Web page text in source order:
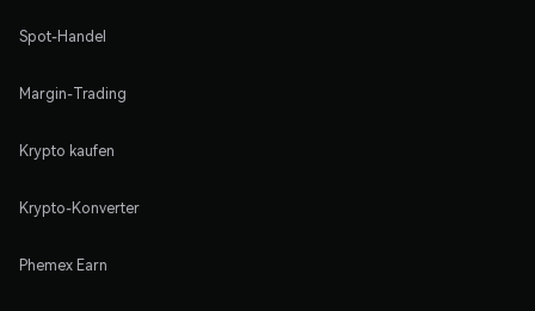
Spot-Handel
Margin-Trading
Krypto kaufen
Krypto-Konverter
Phemex Earn